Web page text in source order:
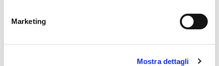
Marketing
Mostra dettagli